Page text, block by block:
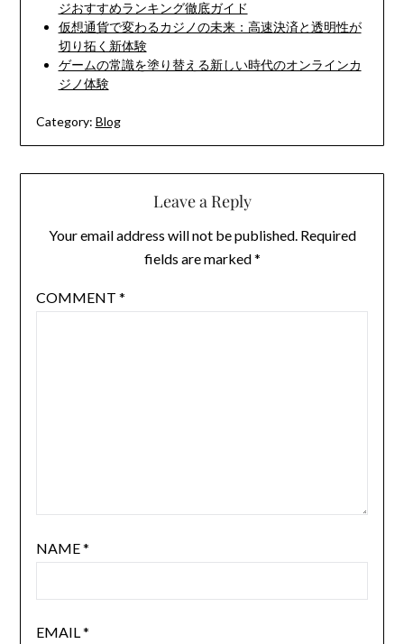
ジおすすめランキング徹底ガイド
仮想通貨で変わるカジノの未来：高速決済と透明性が
切り拓く新体験
ゲームの常識を塗り替える新しい時代のオンラインカ
ジノ体験
Category: Blog
Leave a Reply
Your email address will not be published. Required
fields are marked*
COMMENT *
NAME*
EMAIL*